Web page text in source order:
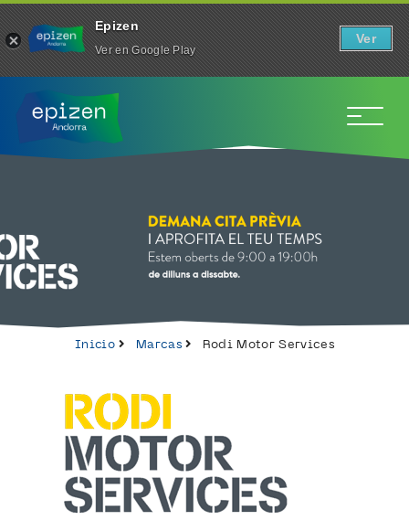
Inicio Marcas Rodi Motor Services
Epizen
Ver en Google Play
Ver